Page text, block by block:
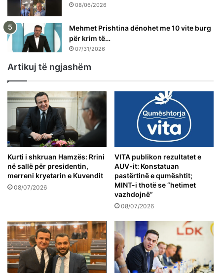
08/06/2026
Mehmet Prishtina dënohet me 10 vite burg
për krim të…
07/31/2026
Artikuj të ngjashëm
Kurti i shkruan Hamzës: Rrini
në sallë për presidentin,
merreni kryetarin e Kuvendit
08/07/2026
VITA publikon rezultatet e
AUV-it: Konstatuan
pastërtinë e qumështit;
MINT-i thotë se “hetimet
vazhdojnë”
08/07/2026